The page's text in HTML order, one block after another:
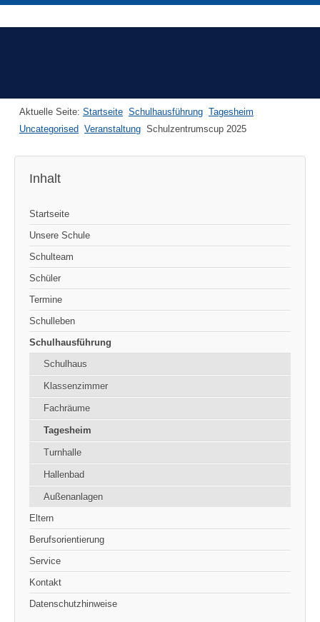
Aktuelle Seite: Startseite Schulhausführung Tagesheim
Uncategorised Veranstaltung Schulzentrumscup 2025
Inhalt
Startseite
Unsere Schule
Schulteam
Schüler
Termine
Schulleben
Schulhausführung
Schulhaus
Klassenzimmer
Fachräume
Tagesheim
Turnhalle
Hallenbad
Außenanlagen
Eltern
Berufsorientierung
Service
Kontakt
Datenschutzhinweise